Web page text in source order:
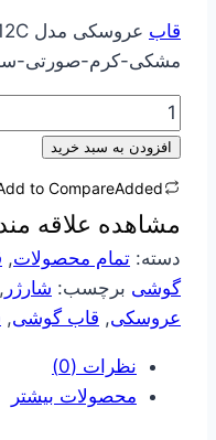
بود.
قاب
مشکی-کرم-صورتی-
قاب
عروسکی
Redmi
12C
عدد
افزودن به سبد خرید
to CompareAdded
مشاهده علاقه
دسته: تمام محصولات,
گوشی برچسب: شارژر ,
عروسکی, قاب گوشی,
نظرات (0)
محصولات بیشتر